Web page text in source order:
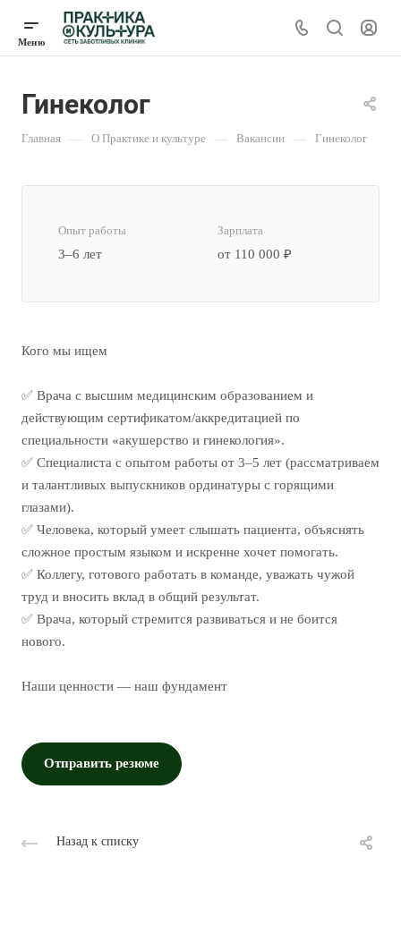
Гинеколог
Главная — О Практике и культуре — Вакансии — Гинеколог
Опыт работы
3–6 лет
Зарплата
от 110 000 ₽
Кого мы ищем
✅ Врача с высшим медицинским образованием и
действующим сертификатом/аккредитацией по
специальности «акушерство и гинекология».
✅ Специалиста с опытом работы от 3–5 лет (рассматриваем
и талантливых выпускников ординатуры с горящими
глазами).
✅ Человека, который умеет слышать пациента, объяснять
сложное простым языком и искренне хочет помогать.
✅ Коллегу, готового работать в команде, уважать чужой
труд и вносить вклад в общий результат.
✅ Врача, который стремится развиваться и не боится
нового.
Наши ценности — наш фундамент
Отправить резюме
Назад к списку